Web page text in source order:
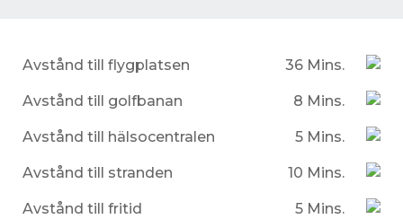
Avstånd till flygplatsen 36 Mins.
Avstånd till golfbanan 8 Mins.
Avstånd till hälsocentralen 5 Mins.
Avstånd till stranden 10 Mins.
Avstånd till fritid 5 Mins.